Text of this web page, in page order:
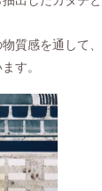
質感を通して
す。